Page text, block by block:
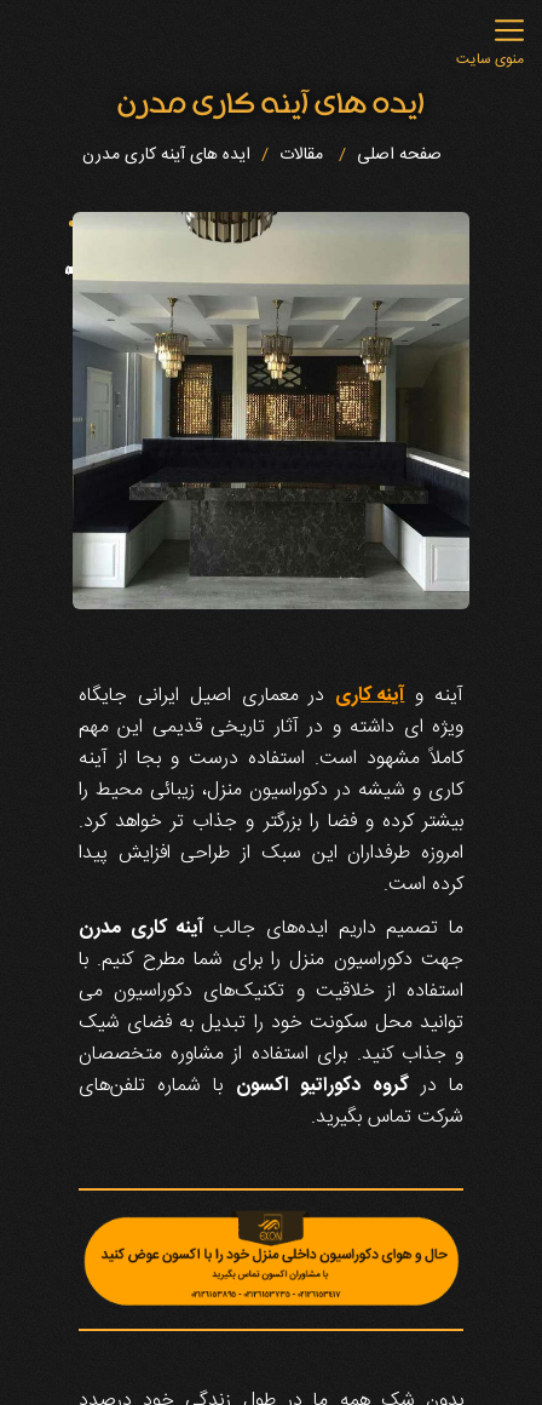
منوی سایت
ایده های آینه کاری مدرن
صفحه اصلی
مقالات ایده های آینه کاری مدرن
”
“
آینه وآینه کاری در معماری اصیل ایرانی جایگاه
ویژه ای داشته و در آثار تاریخی قدیمی این مهم
کاملاً مشهود است. استفاده درست و بجا از آینه
کاری و شیشه در دکوراسیون منزل، زیبائی محیط را
بیشتر کرده و فضا را بزرگتر و جذاب تر خواهد کرد.
امروزه طرفداران این سبک از طراحی افزایش پیدا
کرده است.
ما تصمیم داریم ایده‌های جالبآینه کاری مدرن
جهت دکوراسیون منزل را برای شما مطرح کنیم. با
استفاده از خلاقیت و تکنیک‌های دکوراسیون می
توانید محل سکونت خود را تبدیل به فضای شیک
و جذاب کنید. برای استفاده از مشاوره متخصصان
ما درگروه دکوراتیو اکسون با شماره تلفن‌های
شرکت تماس بگیرید.